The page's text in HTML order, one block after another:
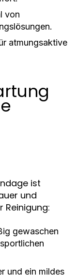
von
atmungsaktive
ist
und
Reinigung:
gewaschen
und ein mildes